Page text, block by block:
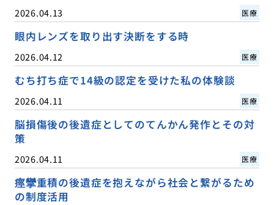
2026.04.13 医療
眼内レンズを取り出す決断をする時
2026.04.12 医療
むち打ち症で14級の認定を受けた私の体験談
2026.04.11 医療
脳損傷後の後遺症としてのてんかん発作とその対
策
2026.04.11 医療
痙攣重積の後遺症を抱えながら社会と繋がるため
の制度活用